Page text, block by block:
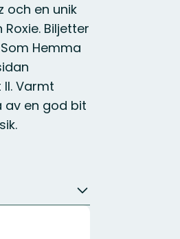
och en unik
Biljetter
Hemma
Varmt
av en god bit